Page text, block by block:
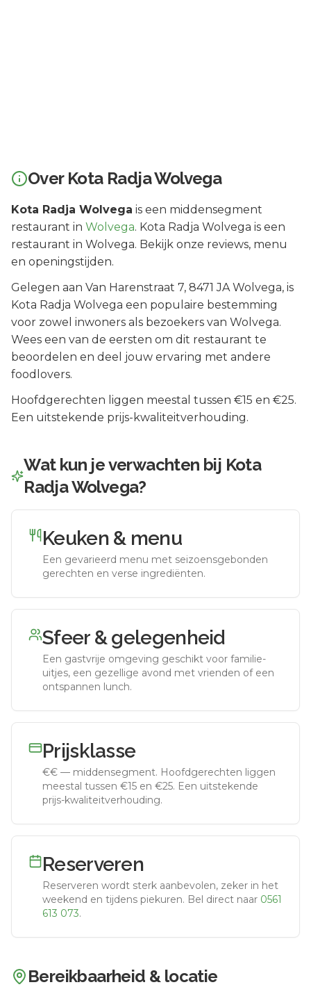
Over Kota Radja Wolvega
Kota Radja Wolvega is een middensegment
restaurant in Wolvega. Kota Radja Wolvega is een
restaurant in Wolvega. Bekijk onze reviews, menu
en openingstijden.
Gelegen aan Van Harenstraat 7, 8471 JA Wolvega, is
Kota Radja Wolvega een populaire bestemming
voor zowel inwoners als bezoekers van Wolvega.
Wees een van de eersten om dit restaurant te
beoordelen en deel jouw ervaring met andere
foodlovers.
Hoofdgerechten liggen meestal tussen €15 en €25.
Een uitstekende prijs-kwaliteitverhouding.
Wat kun je verwachten bij Kota
Radja Wolvega?
Keuken & menu
Een gevarieerd menu met seizoensgebonden
gerechten en verse ingrediënten.
Sfeer & gelegenheid
Een gastvrije omgeving geschikt voor familie-
uitjes, een gezellige avond met vrienden of een
ontspannen lunch.
Prijsklasse
€€ — middensegment. Hoofdgerechten liggen
meestal tussen €15 en €25. Een uitstekende
prijs-kwaliteitverhouding.
Reserveren
Reserveren wordt sterk aanbevolen, zeker in het
weekend en tijdens piekuren. Bel direct naar 0561
613 073.
Bereikbaarheid & locatie